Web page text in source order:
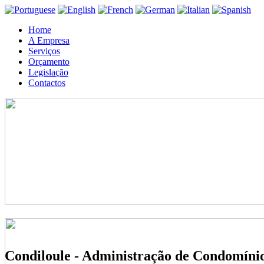
Home
A Empresa
Serviços
Orçamento
Legislação
Contactos
Condiloule - Administração de